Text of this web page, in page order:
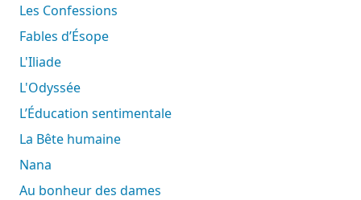
Les Confessions
Fables d’Ésope
L'Iliade
L'Odyssée
L’Éducation sentimentale
La Bête humaine
Nana
Au bonheur des dames